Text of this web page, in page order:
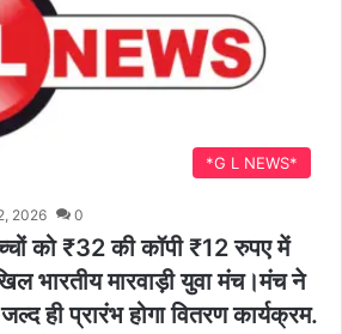
*G L NEWS*
2026 0
को ₹32 की कॉपी ₹12 रुपए में
भारतीय मारवाड़ी युवा मंच।मंच ने
ही प्रारंभ होगा वितरण कार्यक्रम.